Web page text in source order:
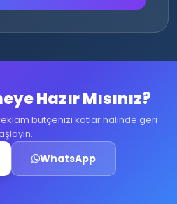
Hazır Mısınız?
bütçenizi katlar halinde geri
WhatsApp